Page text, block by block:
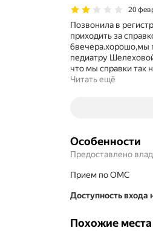
20
Позвонила в
приходить за
6вечера.хорошо,мы
педиатру
что мы справки так
Читать ещё
Особенности
Предоставлено
прием по ОМС
Доступность входа
Похожие места